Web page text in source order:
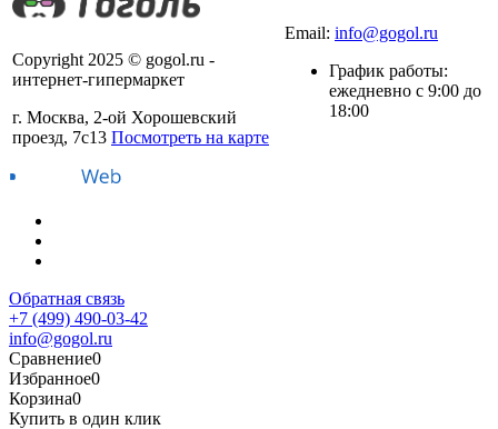
Copyright 2025 © gogol.ru -
интернет-гипермаркет
г. Москва, 2-ой Хорошевский
проезд, 7с13 Посмотреть на карте
Email: info@gogol.ru
График работы:
ежедневно с 9:00 до
18:00
Обратная связь
+7 (499) 490-03-42
info@gogol.ru
Сравнение0
Избранное0
Корзина0
Купить в один клик